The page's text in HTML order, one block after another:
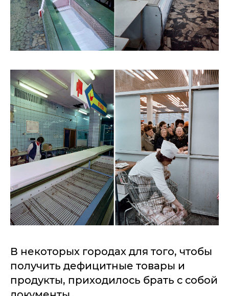
В некоторых городах для того, чтобы
получить дефицитные товары и
продукты, приходилось брать с собой